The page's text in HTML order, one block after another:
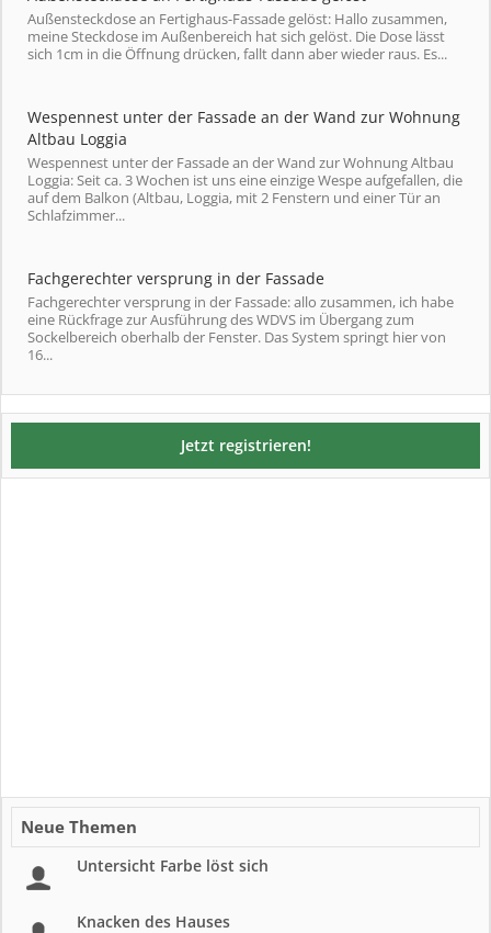
Außensteckdose an Fertighaus-Fassade gelöst: Hallo zusammen,
meine Steckdose im Außenbereich hat sich gelöst. Die Dose lässt
sich 1cm in die Öffnung drücken, fallt dann aber wieder raus. Es...
Wespennest unter der Fassade an der Wand zur Wohnung
Altbau Loggia
Wespennest unter der Fassade an der Wand zur Wohnung Altbau
Loggia: Seit ca. 3 Wochen ist uns eine einzige Wespe aufgefallen, die
auf dem Balkon (Altbau, Loggia, mit 2 Fenstern und einer Tür an
Schlafzimmer...
Fachgerechter versprung in der Fassade
Fachgerechter versprung in der Fassade: allo zusammen, ich habe
eine Rückfrage zur Ausführung des WDVS im Übergang zum
Sockelbereich oberhalb der Fenster. Das System springt hier von
16...
Jetzt registrieren!
Neue Themen
Untersicht Farbe löst sich
Knacken des Hauses